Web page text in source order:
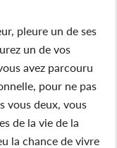
pleure un de ses
un de vos
avez parcouru
pour ne pas
vous deux, vous
de la vie de la
la chance de vivre